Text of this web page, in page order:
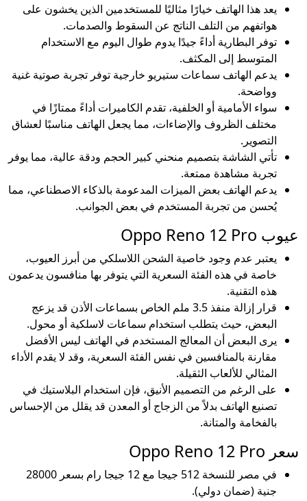
يعد هذا الهاتف خيارًا مثاليًا للمستخدمين الذين يخشون على
هواتفهم من التلف الناتج عن السقوط والصدمات.
توفر البطارية أداءً جيدًا يدوم طوال اليوم مع الاستخدام
المتوسط إلى المكثف.
يدعم الهاتف سماعات ستيريو خارجية توفر تجربة صوتية غنية
وواضحة.
سواء الأمامية أو الخلفية، تقدم الكاميرات أداءً ممتازًا في
مختلف الظروف والإضاءات، مما يجعل الهاتف مناسبًا لعشاق
التصوير.
تأتي الشاشة بتصميم منحني كبير الحجم ودقة عالية، مما يوفر
تجربة مشاهدة ممتعة.
يدعم الهاتف بعض الميزات المدعومة بالذكاء الاصطناعي، مما
يُحسن من تجربة المستخدم في بعض الجوانب.
عيوب Oppo Reno 12 Pro
يعتبر عدم وجود خاصية الشحن اللاسلكي من أبرز العيوب،
خاصة في هذه الفئة السعرية التي يتوفر بها منافسون يدعمون
هذه التقنية.
قرار إزالة منفذ 3.5 ملم الخاص بسماعات الأذن قد يزعج
البعض، حيث يتطلب استخدام سماعات لاسلكية أو محول.
يرى البعض أن المعالج المستخدم في الهاتف ليس الأفضل
مقارنة بالمنافسين في نفس الفئة السعرية، وقد لا يقدم الأداء
المثالي للألعاب الثقيلة.
على الرغم من التصميم الأنيق، فإن استخدام البلاستيك في
تصنيع الهاتف بدلاً من الزجاج أو المعدن قد يقلل من الإحساس
بالفخامة والمتانة.
سعر Oppo Reno 12 Pro
في مصر للنسخة 512 جيجا مع 12 جيجا رام بسعر 28000
جنية (ضمان دولي).